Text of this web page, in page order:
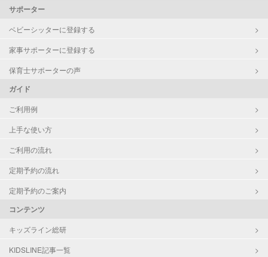
サポーター
ベビーシッターに登録する
家事サポーターに登録する
保育士サポーターの声
ガイド
ご利用例
上手な使い方
ご利用の流れ
定期予約の流れ
定期予約のご案内
コンテンツ
キッズライン総研
KIDSLINE記事一覧